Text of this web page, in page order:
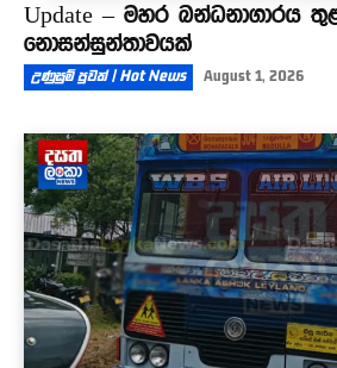
Update – මහර බන්ධනාගාරය
නොසන්සුන්තාවයක්
උණුසුම් පුවත් | Hot News August 1, 2026